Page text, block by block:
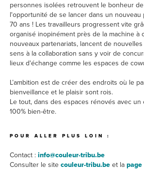
personnes isolées retrouvent le bonheur
l'opportunité de se lancer dans un nouveau
70 ans ! Les travailleurs progressent vite
organisé inopinément près de la machine à
nouveaux partenariats, lancent de
sens à la collaboration sans y voir de
lieux d'échange comme les espaces de
L’ambition est de créer des endroits où le
bienveillance et le plaisir sont rois.
Le tout, dans des espaces rénovés avec
100% bien-être.
POUR ALLER PLUS LOIN :
Contact : info@couleur-tribu.be
Consulter le site couleur-tribu.be et la page